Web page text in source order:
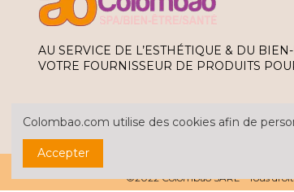
AU SERVICE DE L’ESTHÉTIQUE & DU
VOTRE FOURNISSEUR DE PRODUITS
©2022 Colombao SARL - Tous
Colombao.com utilise des cookies afin de
Accepter